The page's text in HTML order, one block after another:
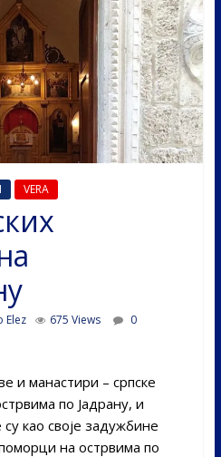
VERA
Elez 675 Views
0
и манастири – српске
по Јадрану, и
као своје задужбине
на острвима по